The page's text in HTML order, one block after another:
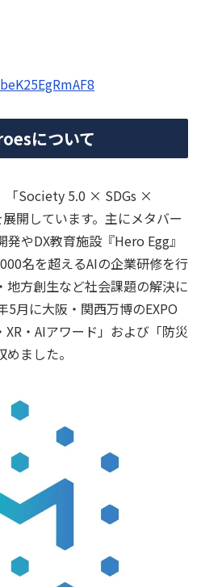
について
「Society 5.0 × SDGs ×
開しています。主にメタバー
やDX教育施設『Hero Egg』
名を超えるAIの企業研修を行
地方創生など社会課題の解決に
5月に大阪・関西万博のEXPO
・AIアワード」および「防災
ました。